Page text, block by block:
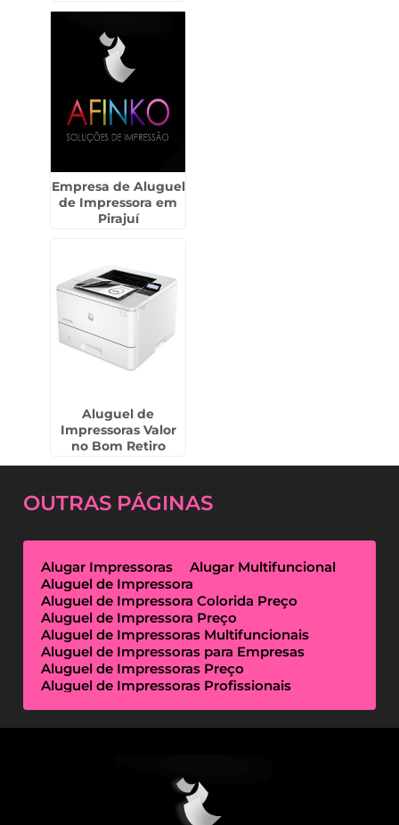
Empresa de Aluguel
de Impressora em
Pirajuí
Aluguel de
Impressoras Valor
no Bom Retiro
OUTRAS PÁGINAS
Alugar Impressoras
Alugar Multifuncional
Aluguel de Impressora
Aluguel de Impressora Colorida Preço
Aluguel de Impressora Preço
Aluguel de Impressoras Multifuncionais
Aluguel de Impressoras para Empresas
Aluguel de Impressoras Preço
Aluguel de Impressoras Profissionais
Empresas de Outsourcing de Impressão
Impressoras Multifuncionais Locação
Locação de Impressora